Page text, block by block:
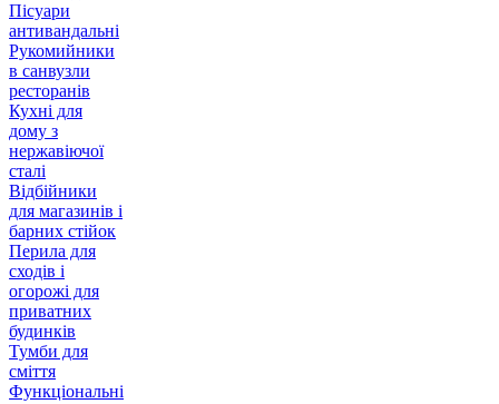
Пісуари
антивандальні
Рукомийники
в санвузли
ресторанів
Кухні для
дому з
нержавіючої
сталі
Відбійники
для магазинів і
барних стійок
Перила для
сходів і
огорожі для
приватних
будинків
Тумби для
сміття
Функціональні